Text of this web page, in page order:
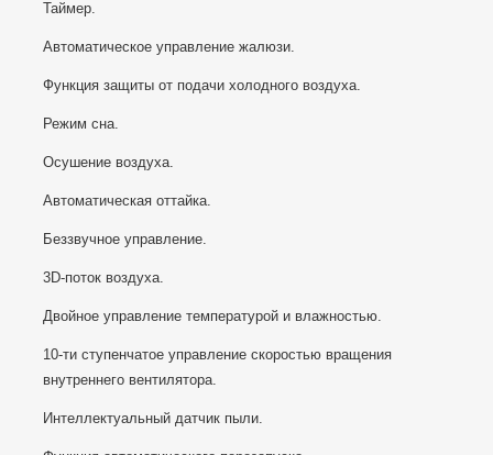
Таймер.
Автоматическое управление жалюзи.
Функция защиты от подачи холодного воздуха.
Режим сна.
Осушение воздуха.
Автоматическая оттайка.
Беззвучное управление.
3D-поток воздуха.
Двойное управление температурой и влажностью.
10-ти ступенчатое управление скоростью вращения
внутреннего вентилятора.
Интеллектуальный датчик пыли.